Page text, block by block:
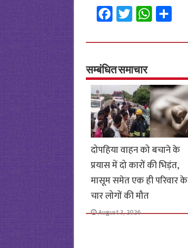
Fa
ce
b
o
o
k
T
wi
tt
er
W
h
at
p
p
S
h
ar
सम्बंधित समाचार
दोपहिया वाहन को बचाने के
प्रयास में दो कारों की भिड़ंत,
मासूम समेत एक ही परिवार के
चार लोगों की मौत
August 3, 2026